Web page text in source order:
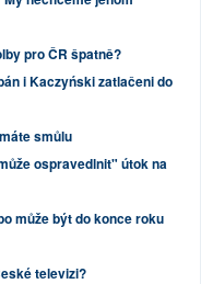
pro ČR špatně?
i Kaczyński zatlačeni do
smůlu
ospravedlnit" útok na
může být do konce roku
televizi?